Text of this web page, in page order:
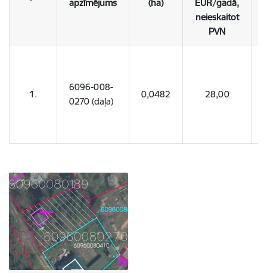
apzīmējums (ha)
EUR/gadā,
neieskaitot
PVN
1.
6096-008-
0270 (daļa)
0,0482 28,00